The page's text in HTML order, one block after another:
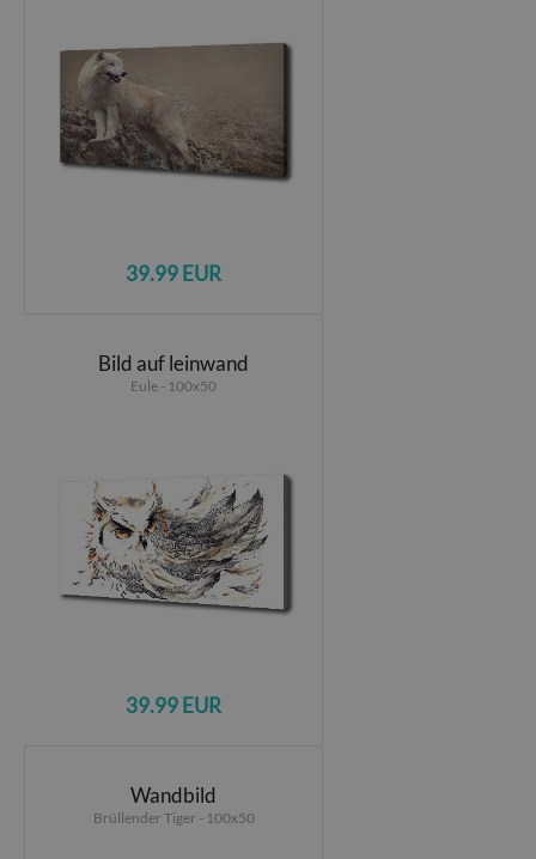
39.99 EUR
Bild auf leinwand
Eule - 100x50
39.99 EUR
Wandbild
Brüllender Tiger - 100x50